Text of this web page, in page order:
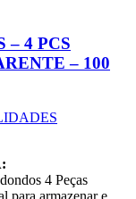
– 4 PCS
– 100
4 Peças